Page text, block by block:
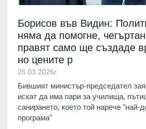
Борисов във Видин:
няма да помогне,
правят само ще създаде
но цените р
26.03.2026г.
Бившият министър-председател
искат да има пари за училища,
санирането, което той нарече "най-
програма"